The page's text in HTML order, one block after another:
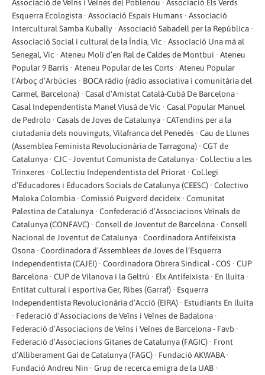
Associació de Veïns i Veïnes del Poblenou · Associació Els Verds
Esquerra Ecologista · Associació Espais Humans · Associació
Intercultural Samba Kubally · Associació Sabadell per la República ·
Associació Social i cultural de la Índia, Vic · Associació Una mà al
Senegal, Vic · Ateneu Moli d’en Ral de Caldes de Montbui · Ateneu
Popular 9 Barris · Ateneu Popular de les Corts · Ateneu Popular
l’Arboç d’Arbúcies · BOCA ràdio (ràdio associativa i comunitària del
Carmel, Barcelona) · Casal d’Amistat Català-Cubà De Barcelona ·
Casal Independentista Manel Viusà de Vic · Casal Popular Manuel
de Pedrolo · Casals de Joves de Catalunya · CATendins per a la
ciutadania dels nouvinguts, Vilafranca del Penedès · Cau de Llunes
(Assemblea Feminista Revolucionària de Tarragona) · CGT de
Catalunya · CJC - Joventut Comunista de Catalunya · Col.lectiu a les
Trinxeres · Col.lectiu Independentista del Priorat · Col.legi
d’Educadores i Educadors Socials de Catalunya (CEESC) · Colectivo
Maloka Colombia · Comissió Puigverd decideix · Comunitat
Palestina de Catalunya · Confederació d’Associacions Veïnals de
Catalunya (CONFAVC) · Consell de Joventut de Barcelona · Consell
Nacional de Joventut de Catalunya · Coordinadora Antifeixista
Osona · Coordinadora d’Assemblees de Joves de l’Esquerra
Independentista (CAJEI) · Coordinadora Obrera Sindical - COS · CUP
Barcelona · CUP de Vilanova i la Geltrú · Elx Antifeixista · En lluita ·
Entitat cultural i esportiva Ger, Ribes (Garraf) · Esquerra
Independentista Revolucionària d’Acció (EIRA) · Estudiants En lluita
· Federació d’Associacions de Veïns i Veïnes de Badalona ·
Federació d’Associacions de Veïns i Veïnes de Barcelona - Favb ·
Federació d’Associacions Gitanes de Catalunya (FAGIC) · Front
d’Alliberament Gai de Catalunya (FAGC) · Fundació AKWABA ·
Fundació Andreu Nin · Grup de recerca emigra de la UAB ·